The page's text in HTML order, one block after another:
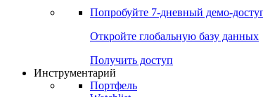
Прогнозы
Консенсус-прогнозы по отчетности
Консенсусы
Попробуйте7-дневный
Откройте глобальную базу данных